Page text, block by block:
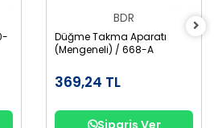
BDR
Düğme Takma Aparatı
(Mengeneli) / 668-A
369,24 TL
Sipariş Ver